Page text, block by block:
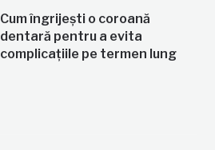
Cum îngrijești o coroană
dentară pentru a evita
complicațiile pe termen lung